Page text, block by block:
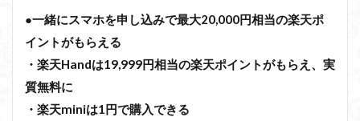
●一緒にスマホを申し込みで最大20,000円相当の楽天ポ
イントがもらえる
・楽天Handは19,999円相当の楽天ポイントがもらえ、実
質無料に
・楽天miniは1円で購入できる